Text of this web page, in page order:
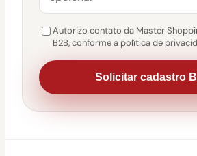
Autorizo contato da Master
B2B, conforme a política de
Solicitar cadastro